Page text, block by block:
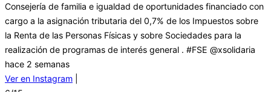
Consejería de familia e igualdad de oportunidades financiado con
cargo a la asignación tributaria del 0,7% de los Impuestos sobre
la Renta de las Personas Físicas y sobre Sociedades para la
realización de programas de interés general . #FSE @xsolidaria
hace 2 semanas
Ver en Instagram